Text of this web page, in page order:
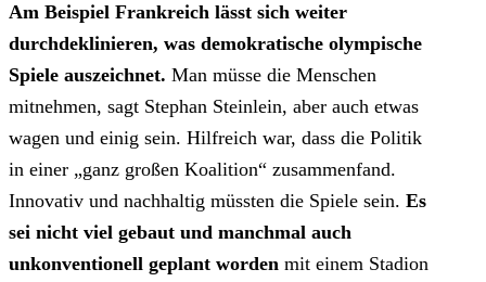
Am Beispiel Frankreich lässt sich weiter
durchdeklinieren, was demokratische olympische
Spiele auszeichnet. Man müsse die Menschen
mitnehmen, sagt Stephan Steinlein, aber auch etwas
wagen und einig sein. Hilfreich war, dass die Politik
in einer „ganz großen Koalition“ zusammenfand.
Innovativ und nachhaltig müssten die Spiele sein. Es
sei nicht viel gebaut und manchmal auch
unkonventionell geplant worden mit einem Stadion